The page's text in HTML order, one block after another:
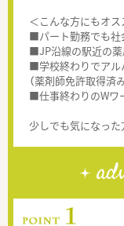
＜こんな方にもオス
■パート勤務でも社
■JP沿線の駅近の
■学校終わりでアル
（薬剤師免許取得済
■仕事終わりのW
少しでも気になっ